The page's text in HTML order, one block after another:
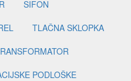
SIFON
TLAČNA SKLOPKA
PODLOŠKE